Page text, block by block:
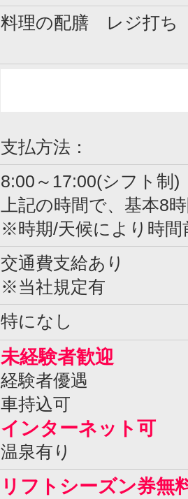
料理の配膳 レジ打
支払方法：
8:00～17:00(シフト制)
上記の時間で、基本8
※時期/天候により時間
交通費支給あり
※当社規定有
特になし
未経験者歓迎
経験者優遇
車持込可
インターネット可
温泉有り
リフトシーズン券無